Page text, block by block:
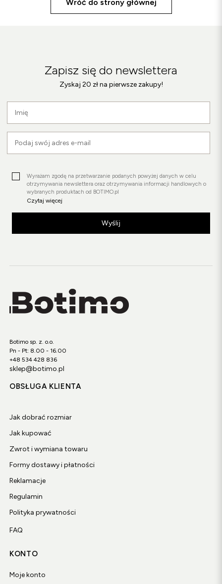
Wróć do strony głównej
Zapisz się do newslettera
Zyskaj 20 zł na pierwsze zakupy!
Wyrażam zgodę na przetwarzanie podanych powyżej danych w celu
otrzymywania newslettera oraz otrzymywania informacji handlowych o
wybranych produktach od BOTIMO.pl
Czytaj więcej
Wyślij
Botimo sp. z. o.o.
Pn - Pt: 8.00 - 16.00
+48 534 428 836
sklep@botimo.pl
OBSŁUGA KLIENTA
Jak dobrać rozmiar
Jak kupować
Zwrot i wymiana towaru
Formy dostawy i płatności
Reklamacje
Regulamin
Polityka prywatności
FAQ
KONTO
Moje konto
Baleriny